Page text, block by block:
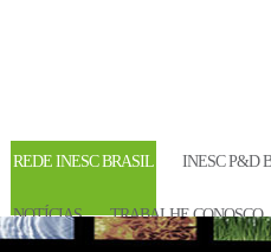
REDE INESC BRASIL INESC P&D
NOTÍCIAS TRABALHE CONOSCO